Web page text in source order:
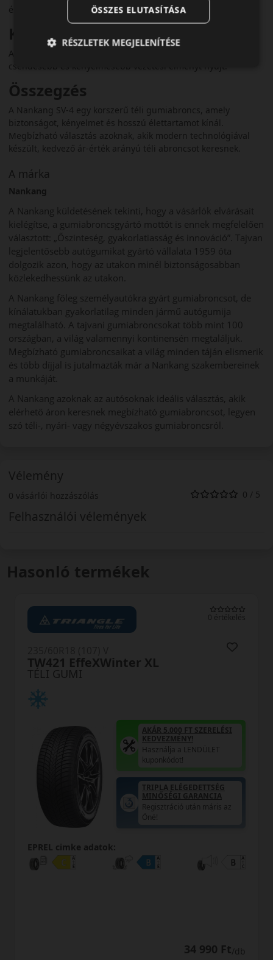
és latyakos úton is megbízható marad az abroncs.
Komfort és zajszint
Az optimalizált mintázat csökkenti a gördülési zajokat, így
csendesebb és kényelmesebb vezetési élményt nyújt.
Összegzés
A Nankang SV-4 egy korszerű téli gumiabroncs, amely
biztonságot, kényelmet és hosszú élettartamot kínál.
Megbízható választás azoknak, akik modern technológiával
készült, kedvező ár-érték arányú téli abroncsot keresnek.
A márka
Nankang
A Nankang küldetésének tekinti, hogy a vásárlók elvárásait
kielégítse, a gumiabroncsgyártó mottót is ennek megfelelően
választott: „Őszinteség, gyakorlatiasság és innováció”. Tajvan
legjelentősebb autógumikat gyártó vállalata 1959 óta
dolgozik azon, hogy az utakon minél biztonságosabban
közlekedhessünk az utakon.
A Nankang főleg személyautókra gyárt gumiabroncsot, de
kínálatukban gyakorlatilag minden jármű autógumija
megtalálható. A tajvani gumiabroncsokat több mint 100
országban, a világ valamennyi kontinensén megtaláljuk.
Megbízható gumiabroncsaikat a világ minden táján elismerik
és több díjjal is jutalmazták már a Nankang szakembereinek
a munkáját.
A Nankang azoknak az autósoknak ideális választás, akik
elérhető áron keresnek megbízható gumiabroncsot, legyen
szó téli-, nyári- vagy négyévszakos gumiabroncsról.
Vélemény
0 vásárlói hozzászólás 0 / 5
Felhasználói vélemények
Hasonló termékek
0 értékelés
TÉLI GUMI
TW421 EffeXWinter XL
AKÁR 5.000 FT SZERELÉSI
KEDVEZMÉNY!
Használja a LENDÜLET
kuponkódot!
TRIPLA ELÉGEDETTSÉG
MINŐSÉGI GARANCIA
Regisztráció után máris az
Öné!
EPREL cimke adatok:
34 990 Ft /db
ÖSSZES ELUTASÍTÁSA
RÉSZLETEK MEGJELENÍTÉSE